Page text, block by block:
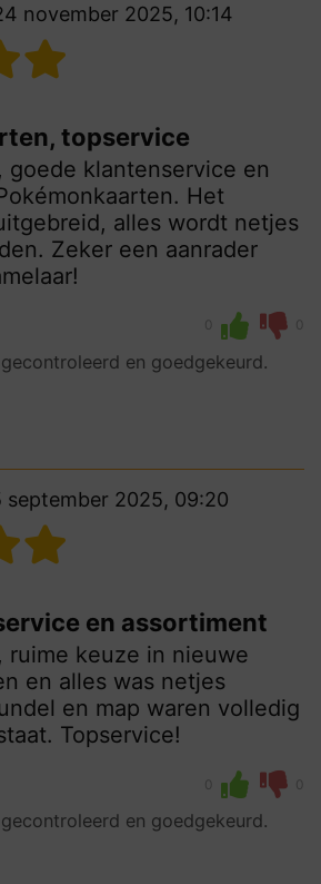
november 2025, 10:14
topservice
goede klantenservice en
Het
alles wordt netjes
Zeker een aanrader
0 0
en goedgekeurd.
september 2025, 09:20
en assortiment
ruime keuze in nieuwe
en alles was netjes
en map waren volledig
Topservice!
0 0
en goedgekeurd.